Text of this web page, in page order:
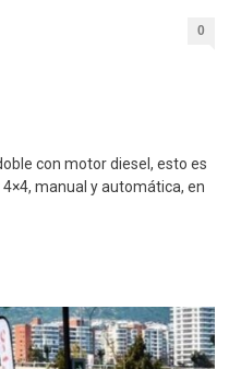
0
con motor diesel, esto es
manual y automática, en